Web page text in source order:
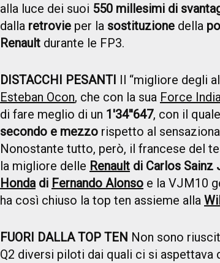
alla luce dei suoi 550 millesimi di
dalla retrovie per la sostituzione della
Renault durante le FP3.
DISTACCHI PESANTI Il “migliore degli
Esteban Ocon, che con la sua Force
di fare meglio di un 1'34''647, con il
secondo e mezzo rispetto al
Nonostante tutto, però, il francese del
la migliore delle Renault di Carlos Sainz
Hondadi Fernando Alonso e la VJM10
ha così chiuso la top ten assieme alla
FUORI DALLA TOP TEN Non sono
Q2 diversi piloti dai quali ci si aspettava